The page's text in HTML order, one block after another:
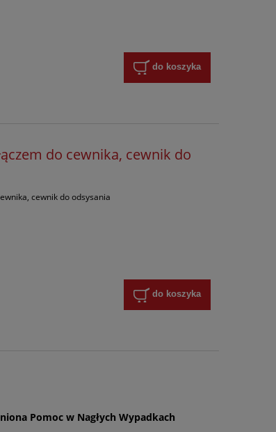
do koszyka
do cewnika, cewnik do
cewnik do odsysania
do koszyka
Pomoc w Nagłych Wypadkach